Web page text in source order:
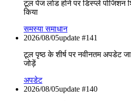
टूल पेज लोड होने पर डिस्प्ले पोजिशन
किया
समस्या समाधान
2026/08/05update #141
टूल पृष्ठ के शीर्ष पर नवीनतम अपडेट
जोड़ें
अपडेट
2026/08/05update #140